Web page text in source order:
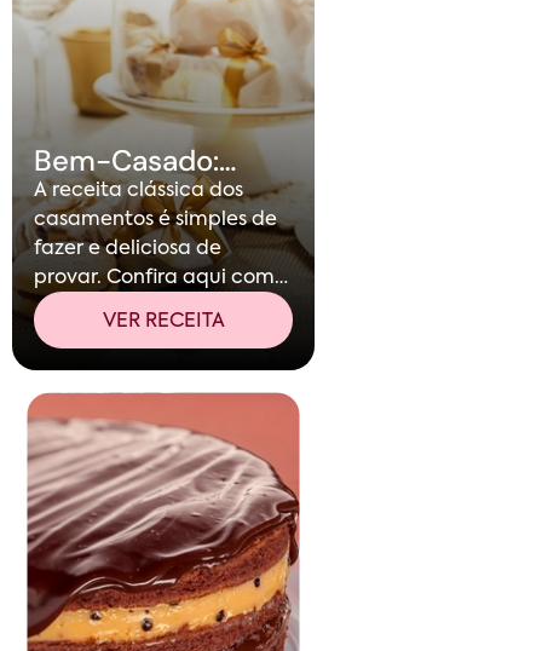
Bem-Casado:
aprenda a fazer
este clássico
saboroso
A receita clássica dos
casamentos é simples de
fazer e deliciosa de
provar. Confira aqui como
preparar bem-casados no
Docepedia.
VER RECEITA